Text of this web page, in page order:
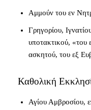
Αμμούν του εν
Γρηγορίου,
υποτακτικού, «του
ασκητού, του εξ
Καθολική
Αγίου Αμβροσίου,